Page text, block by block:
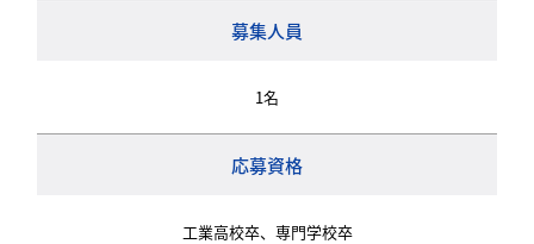
募集人員
1名
応募資格
工業高校卒、専門学校卒